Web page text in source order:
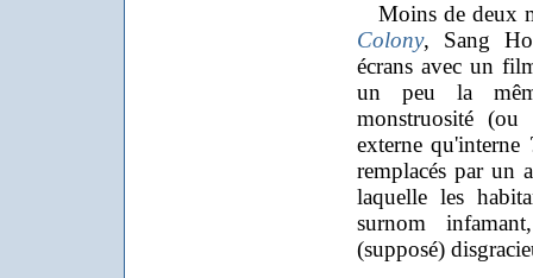
Moins de deux
Colony, Sang
écrans avec un
un peu la
monstruosité
externe
remplacés par un
laquelle les
surnom
(supposé)